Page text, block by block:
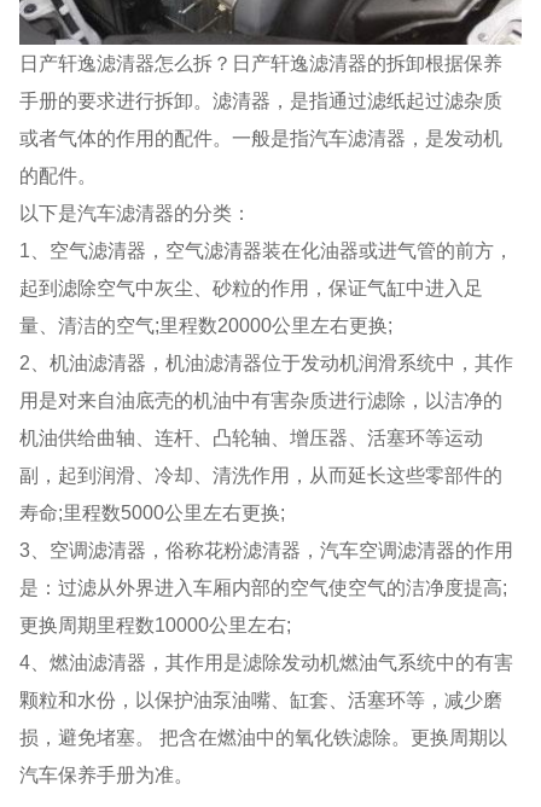
日产轩逸滤清器怎么拆？日产轩逸滤清器的拆卸根据保养
手册的要求进行拆卸。滤清器，是指通过滤纸起过滤杂质
或者气体的作用的配件。一般是指汽车滤清器，是发动机
的配件。
以下是汽车滤清器的分类：
1、空气滤清器，空气滤清器装在化油器或进气管的前方，
起到滤除空气中灰尘、砂粒的作用，保证气缸中进入足
量、清洁的空气;里程数20000公里左右更换;
2、机油滤清器，机油滤清器位于发动机润滑系统中，其作
用是对来自油底壳的机油中有害杂质进行滤除，以洁净的
机油供给曲轴、连杆、凸轮轴、增压器、活塞环等运动
副，起到润滑、冷却、清洗作用，从而延长这些零部件的
寿命;里程数5000公里左右更换;
3、空调滤清器，俗称花粉滤清器，汽车空调滤清器的作用
是：过滤从外界进入车厢内部的空气使空气的洁净度提高;
更换周期里程数10000公里左右;
4、燃油滤清器，其作用是滤除发动机燃油气系统中的有害
颗粒和水份，以保护油泵油嘴、缸套、活塞环等，减少磨
损，避免堵塞。 把含在燃油中的氧化铁滤除。更换周期以
汽车保养手册为准。